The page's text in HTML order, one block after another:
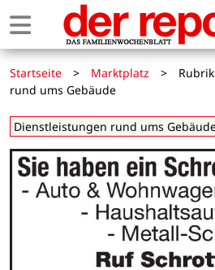
Startseite > Marktplatz > Rubrik
rund ums Gebäude